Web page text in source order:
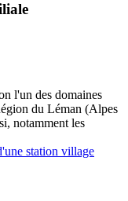
l'un des domaines
du Léman (Alpes
notamment les
station village